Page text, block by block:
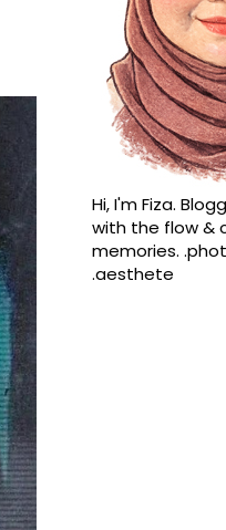
Hi, I'm Fiza.
with the flow &
memories.
.aesthete